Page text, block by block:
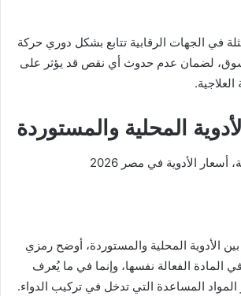
في الجهات الرقابية تتابع بشكل دوري حركة
لضمان عدم حدوث أي نقص قد يؤثر على
المحلية والمستوردة
الأدوية المحلية والمستوردة، أوضح رمزي
المادة الفعالة نفسها، وإنما في ما يُعرف
المواد المساعدة التي تدخل في تركيب الدواء.